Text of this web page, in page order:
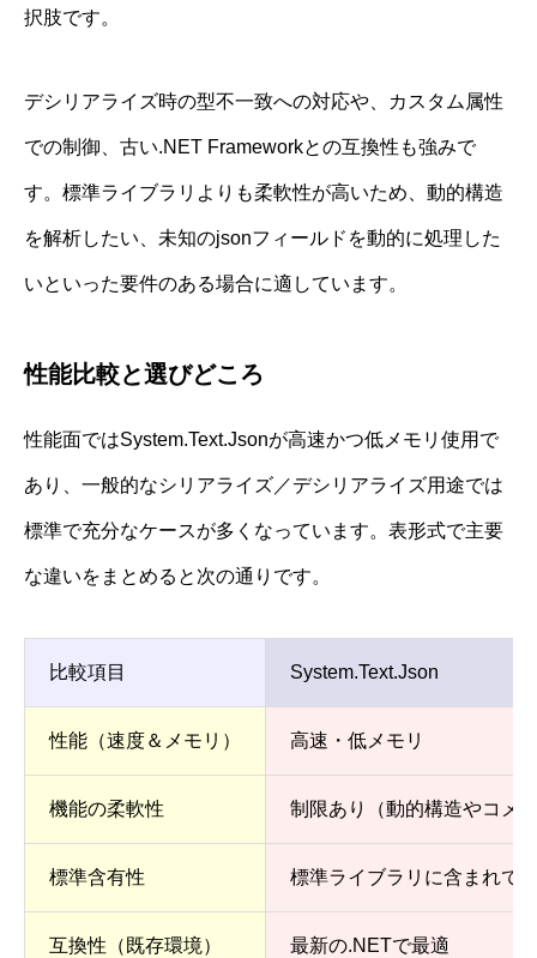
択肢です。
デシリアライズ時の型不一致への対応や、カスタム属性
での制御、古い.NET Frameworkとの互換性も強みで
す。標準ライブラリよりも柔軟性が高いため、動的構造
を解析したい、未知のjsonフィールドを動的に処理した
いといった要件のある場合に適しています。
性能比較と選びどころ
性能面ではSystem.Text.Jsonが高速かつ低メモリ使用で
あり、一般的なシリアライズ／デシリアライズ用途では
標準で充分なケースが多くなっています。表形式で主要
な違いをまとめると次の通りです。
比較項目 System.Text.Json
性能（速度＆メモリ） 高速・低メモリ
機能の柔軟性 制限あり（動的構造やコメ
標準含有性 標準ライブラリに含まれて
互換性（既存環境） 最新の.NETで最適